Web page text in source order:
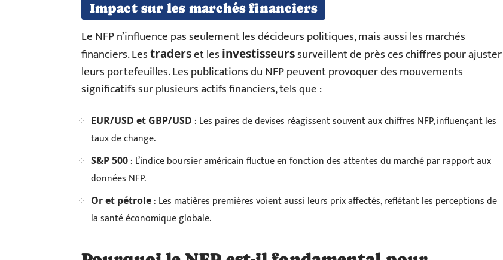
Impact sur les marchés financiers
Le NFP n’influence pas seulement les décideurs politiques, mais aussi les marchés
financiers. Lestraderset les investisseurssurveillent de près ces chiffres pour ajuster
leurs portefeuilles. Les publications du NFP peuvent provoquer des mouvements
significatifs sur plusieurs actifs financiers, tels que :
EUR/USD et GBP/USD : Les paires de devises réagissent souvent aux chiffres NFP, influençant les
taux de change.
S&P 500 : L’indice boursier américain fluctue en fonction des attentes du marché par rapport aux
données NFP.
Or et pétrole : Les matières premières voient aussi leurs prix affectés, reflétant les perceptions de
la santé économique globale.